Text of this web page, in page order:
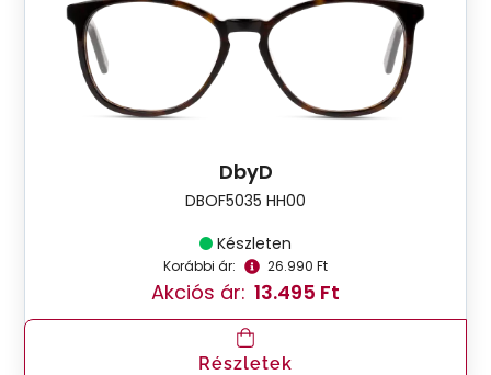
DbyD
DBOF5035 HH00
Készleten
Korábbi ár: 26.990 Ft
Akciós ár: 13.495 Ft
Részletek